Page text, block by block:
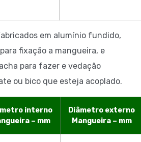
em alumínio fundido,
fixação a mangueira, e
para fazer e vedação
ou bico que esteja acoplado.
interno
– mm
Diâmetro externo
Mangueira – mm